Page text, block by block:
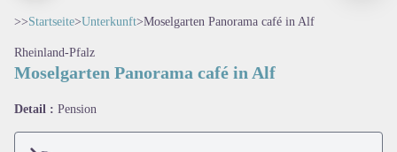
>>Startseite>Unterkunft>Moselgarten Panorama café in Alf
Rheinland-Pfalz
Moselgarten Panorama café in Alf
Detail : Pension